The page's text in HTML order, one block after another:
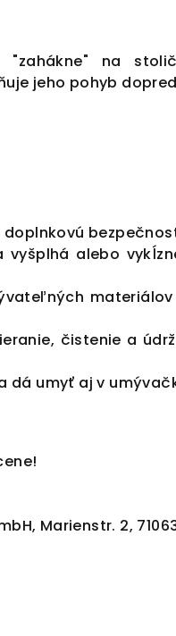
na
jeho pohyb
vyšplhá alebo
čistenie a
dá umyť aj v
Marienstr. 2,